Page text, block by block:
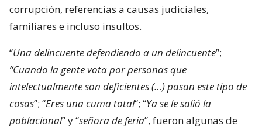
corrupción, referencias a causas judiciales,
familiares e incluso insultos.
“Una delincuente defendiendo a un delincuente”;
“Cuando la gente vota por personas que
intelectualmente son deficientes (…) pasan este tipo de
cosas”; “Eres una cuma total“; “Ya se le salió la
poblacional” y “señora de feria”, fueron algunas de